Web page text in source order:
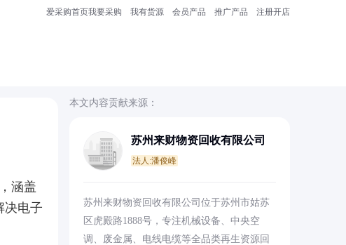
爱采购首页我要采购 我有货源 会员产品 推广产品 注册开店
涵盖
决电子
本文内容贡献来源：
苏州来财物资回收有限公司
法人:潘俊峰
苏州来财物资回收有限公司位于苏州市姑苏
区虎殿路1888号，专注机械设备、中央空
调、废金属、电线电缆等全品类再生资源回